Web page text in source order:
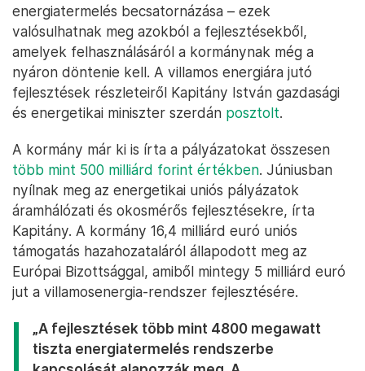
energiatermelés becsatornázása – ezek
valósulhatnak meg azokból a fejlesztésekből,
amelyek felhasználásáról a kormánynak még a
nyáron döntenie kell. A villamos energiára jutó
fejlesztések részleteiről Kapitány István gazdasági
és energetikai miniszter szerdán posztolt.
A kormány már ki is írta a pályázatokat összesen
több mint 500 milliárd forint értékben. Júniusban
nyílnak meg az energetikai uniós pályázatok
áramhálózati és okosmérős fejlesztésekre, írta
Kapitány. A kormány 16,4 milliárd euró uniós
támogatás hazahozataláról állapodott meg az
Európai Bizottsággal, amiből mintegy 5 milliárd euró
jut a villamosenergia-rendszer fejlesztésére.
„A fejlesztések több mint 4800 megawatt
tiszta energiatermelés rendszerbe